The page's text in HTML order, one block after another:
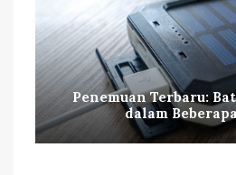
Penemuan Terbaru:
dalam